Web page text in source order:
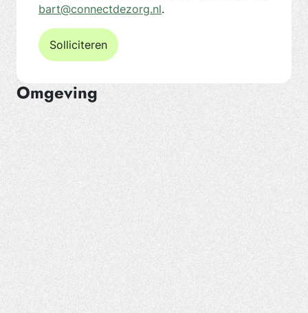
bart@connectdezorg.nl.
Solliciteren
Omgeving